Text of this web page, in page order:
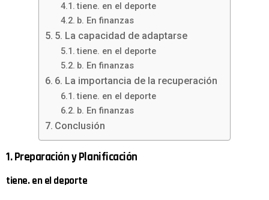
tiene. en el deporte
b. En finanzas
5. La capacidad de adaptarse
tiene. en el deporte
b. En finanzas
6. La importancia de la recuperación
tiene. en el deporte
b. En finanzas
Conclusión
1. Preparación y Planificación
tiene. en el deporte